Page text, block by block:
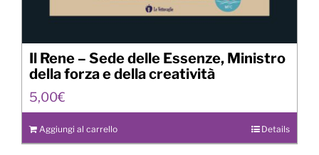
Il Rene – Sede delle Essenze, Ministro
della forza e della creatività
5,00€
Aggiungi al carrello Details